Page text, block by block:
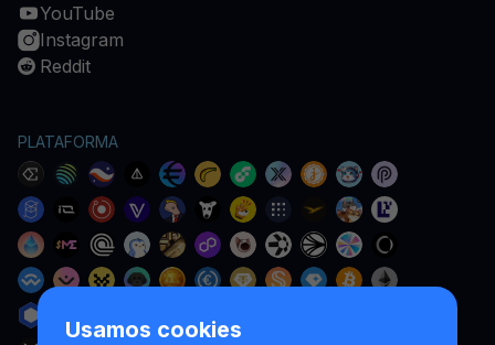
Usamos cookies
YouTube
Instagram
Reddit
PLATAFORMA